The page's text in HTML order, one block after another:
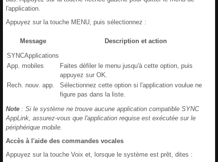
l'application.
Appuyez sur la touche MENU, puis sélectionnez :
Message
Description et action
SYNCApplications
App. mobiles
Faites défiler le menu jusqu'à cette option, puis
appuyez sur OK.
Rech. nouv. app.
Sélectionnez cette option si l'application voulue ne
figure pas dans la liste.
Note : Si le système ne trouve aucune application compatible SYNC
AppLink, assurez-vous que l'application requise est exécutée sur le
périphérique mobile.
Accès à l'aide des commandes vocales
Appuyez sur la touche Voix et, lorsque le système est prêt, dites :